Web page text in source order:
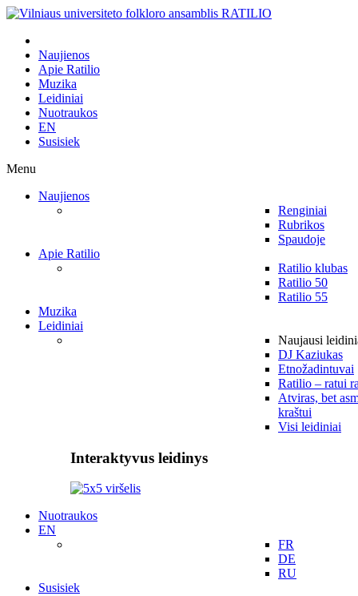
Naujienos
Apie Ratilio
Muzika
Leidiniai
Nuotraukos
EN
Susisiek
Menu
Naujienos
Renginiai
Rubrikos
Spaudoje
Apie Ratilio
Ratilio klubas
Ratilio 50
Ratilio 55
Muzika
Leidiniai
Naujausi
DJ Kaziukas
Etnožadintuvai
Ratilio – ratui
Atviras, bet
kraštui
Visi leidiniai
Interaktyvus leidinys
Nuotraukos
EN
FR
DE
RU
Susisiek